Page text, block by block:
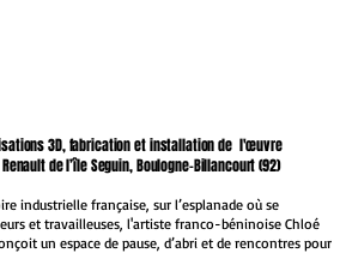
3D, fabrication et installation de l'œuvre
de l’île Seguin, Boulogne-Billancourt (92)
industrielle française, sur l’esplanade où se
et travailleuses, l'artiste franco-béninoise Chloé
un espace de pause, d’abri et de rencontres pour